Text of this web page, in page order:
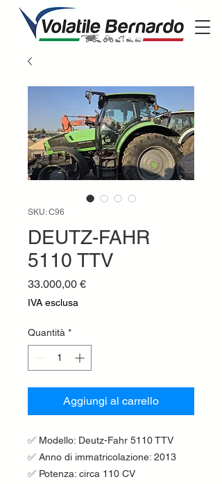
SKU: C96
DEUTZ-FAHR
5110 TTV
33.000,00 €Prezzo
IVA esclusa
Quantità *
Aggiungi al carrello
✅ Modello: Deutz-Fahr 5110 TTV
✅ Anno di immatricolazione: 2013
✅ Potenza: circa 110 CV